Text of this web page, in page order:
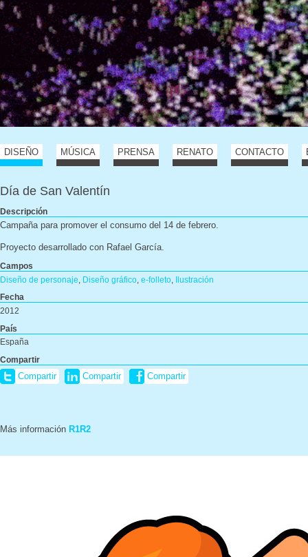
DISEÑO MÚSICA PRENSA RENATO CONTACTO
Día de San Valentín
Descripción
Campaña para promover el consumo del 14 de febrero.
Proyecto desarrollado con Rafael García.
Campos
Diseño de personaje
Diseño gráfico e-folleto Ilustración
Fecha
2012
País
España
Compartir
Compartir Compartir Compartir
Más información R1R2